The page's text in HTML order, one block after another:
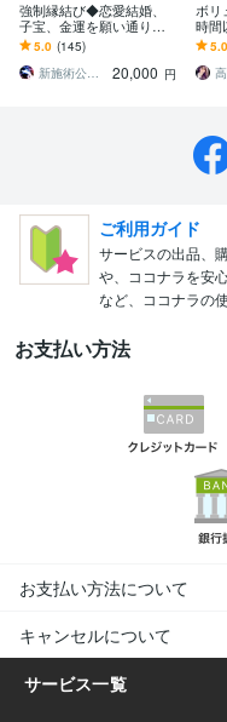
強制縁結び◆恋愛結婚、
子宝、金運を願い通り叶
えます 動かない現実を動
かし、思い描いた未来を
現実に自然に進ませます
5.0 (145)
新施術公開→≪相手意識強制変化≫◆星桜龍
20,000 円
ボ
時間
ます
★希
開示
5.0
ご利用ガイド
サービスの出品、
や、ココナラを安
など、ココナラの
お支払い方法
お支払い方法について
キャンセルについて